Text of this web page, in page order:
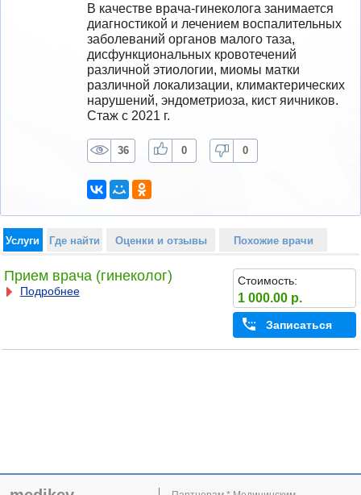
В качестве врача-гинеколога занимается
диагностикой и лечением воспалительных
заболеваний органов малого таза,
дисфункциональных кровотечений
различной этиологии, миомы матки
различной локализации, климактерических
нарушений, эндометриоза, кист яичников.
Стаж с 2021 г.
36 0 0
Услуги Где найти Оценки и отзывы Похожие врачи
Прием врача (гинеколог)
Подробнее
Стоимость:
1 000.00 р.
Записаться